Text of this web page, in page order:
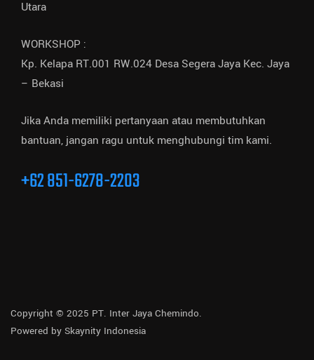
Utara
WORKSHOP :
Kp. Kelapa RT.001 RW.024 Desa Segera Jaya Kec. Jaya
– Bekasi
Jika Anda memiliki pertanyaan atau membutuhkan
bantuan, jangan ragu untuk menghubungi tim kami.
+62 851-6278-2203
Copyright © 2025 PT. Inter Jaya Chemindo.
Powered by Skaynity Indonesia